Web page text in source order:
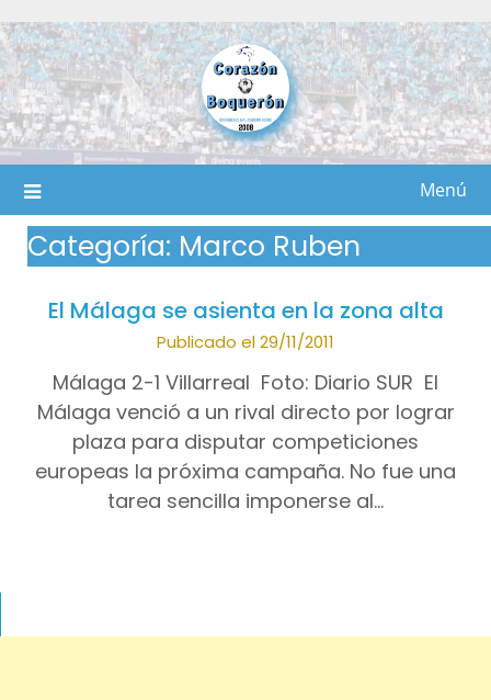
al
contenido
Menú
Categoría: Marco Ruben
El Málaga se asienta en la zona alta
Publicado el 29/11/2011
Málaga 2-1 Villarreal Foto: Diario SUR El
Málaga venció a un rival directo por lograr
plaza para disputar competiciones
europeas la próxima campaña. No fue una
tarea sencilla imponerse al…